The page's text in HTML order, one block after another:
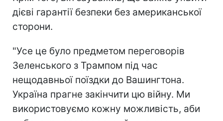
дієві гарантії безпеки без американської
сторони.
"Усе це було предметом переговорів
Зеленського з Трампом під час
нещодавньої поїздки до Вашингтона.
Україна прагне закінчити цю війну. Ми
використовуємо кожну можливість, аби